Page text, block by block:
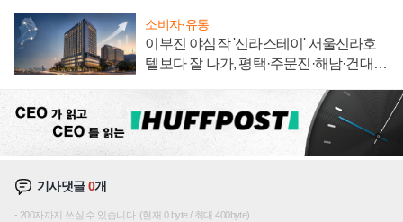
소비자·유통
이부진 야심작 '신라스테이' 서울신라호
텔보다 잘 나가, 평택·주문진·해남·건대로
기사댓글0개
200자까지 쓰실 수 있습니다. (현재 0 byte / 최대 400byte)